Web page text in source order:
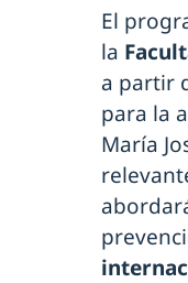
El
la
a partir
para la
María